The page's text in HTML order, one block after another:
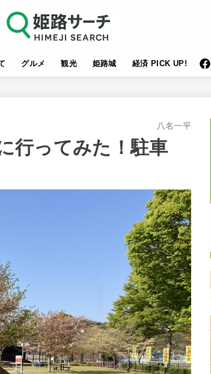
グルメ 観光 姫路城 経済 PICK UP!
八名一平
行ってみた！駐車